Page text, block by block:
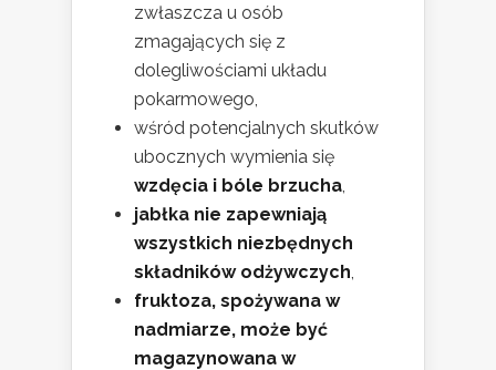
zwłaszcza u osób
zmagających się z
dolegliwościami układu
pokarmowego,
wśród potencjalnych skutków
ubocznych wymienia się
wzdęcia i bóle brzucha,
jabłka nie zapewniają
wszystkich niezbędnych
składników odżywczych,
fruktoza, spożywana w
nadmiarze, może być
magazynowana w